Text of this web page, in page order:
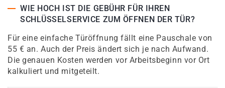
WIE HOCH IST DIE GEBÜHR FÜR IHREN
SCHLÜSSELSERVICE ZUM ÖFFNEN DER TÜR?
Für eine einfache Türöffnung fällt eine Pauschale von
55 € an. Auch der Preis ändert sich je nach Aufwand.
Die genauen Kosten werden vor Arbeitsbeginn vor Ort
kalkuliert und mitgeteilt.